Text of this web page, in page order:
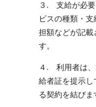
３. 支給が必要
ビスの種類・
担額などが記載
す。
４. 利用者は、
給者証を提示し
る契約を結びま